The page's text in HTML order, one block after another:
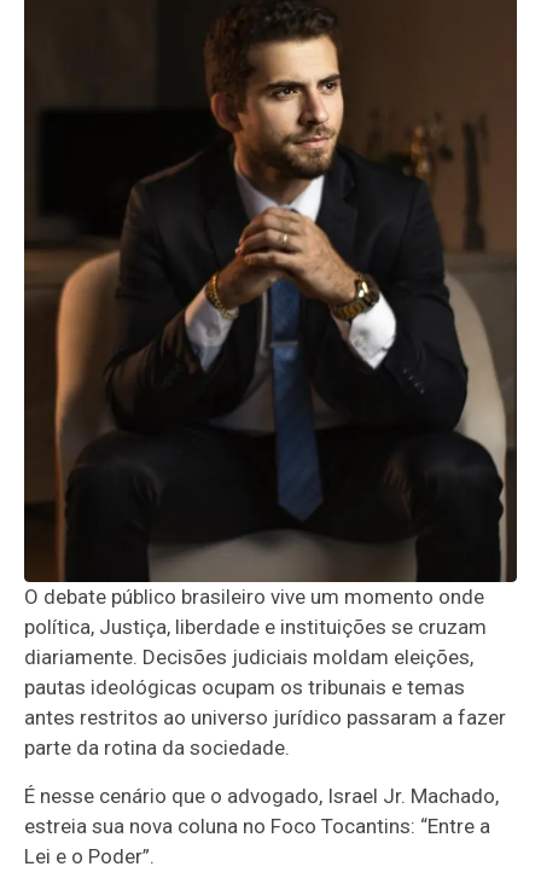
O debate público brasileiro vive um momento onde
política, Justiça, liberdade e instituições se cruzam
diariamente. Decisões judiciais moldam eleições,
pautas ideológicas ocupam os tribunais e temas
antes restritos ao universo jurídico passaram a fazer
parte da rotina da sociedade.
É nesse cenário que o advogado, Israel Jr. Machado,
estreia sua nova coluna no Foco Tocantins: “Entre a
Lei e o Poder”.